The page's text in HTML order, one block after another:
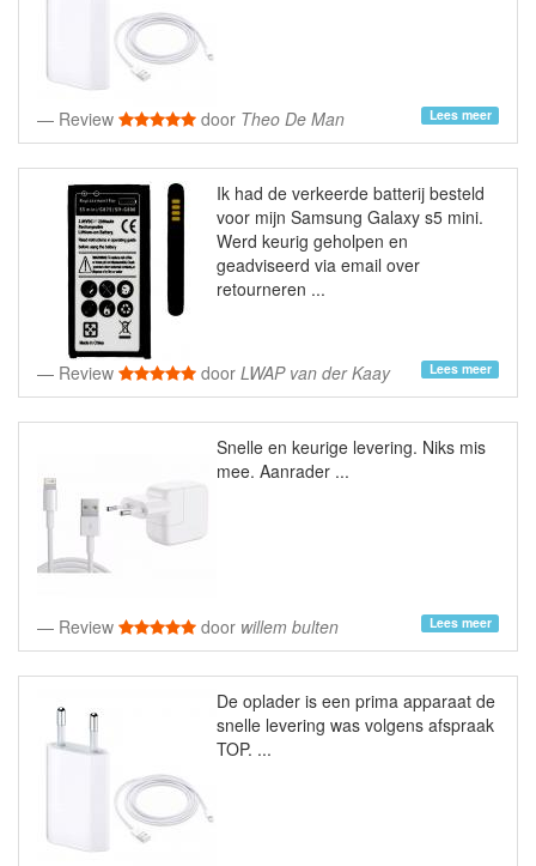
Review door Theo De Man Lees meer
Ik had de verkeerde batterij besteld
voor mijn Samsung Galaxy s5 mini.
Werd keurig geholpen en
geadviseerd via email over
retourneren ...
Review door LWAP van der Kaay Lees meer
Snelle en keurige levering. Niks mis
mee. Aanrader ...
Review door willem bulten Lees meer
De oplader is een prima apparaat de
snelle levering was volgens afspraak
TOP. ...